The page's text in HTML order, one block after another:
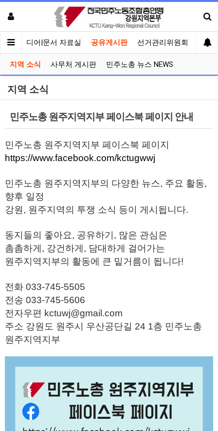
견 미디어|문서 자료실 공유게시판 선거관리위원회
지역 소식 사무처 게시판 민주노총 뉴스 NEWS
지역 소식
민주노총 원주지역지부 페이스북 페이지 안내
민주노총 원주지역지부 페이스북 페이지
https://www.facebook.com/kctugwwj
민주노총 원주지역지부의 다양한 뉴스, 주요 활동,
향후 일정
강원, 원주지역의 투쟁 소식 등이 게시됩니다.
동지들의 좋아요, 공유하기, 많은 관심은
촘촘하게, 강건하게, 담대하게 걸어가는
원주지역지부의 활동에 큰 밑거름이 됩니다!
전화 033-745-5505
전송 033-745-5606
전자우편 kctuwj@gmail.com
주소 강원도 원주시 우산공단길 24 1층 민주노총
원주지역지부